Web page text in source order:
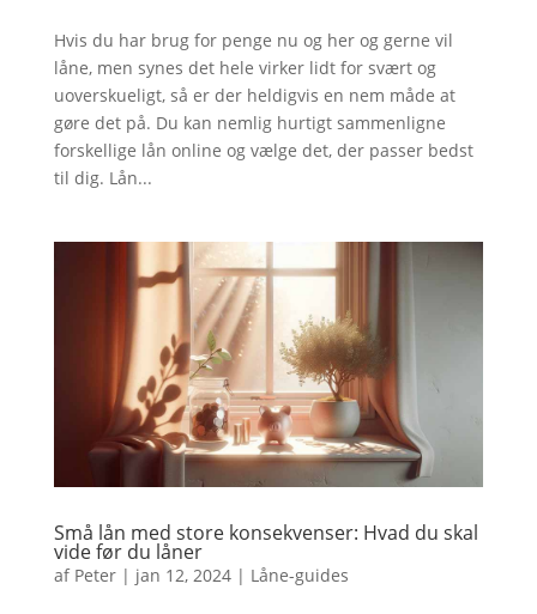
Hvis du har brug for penge nu og her og gerne vil
låne, men synes det hele virker lidt for svært og
uoverskueligt, så er der heldigvis en nem måde at
gøre det på. Du kan nemlig hurtigt sammenligne
forskellige lån online og vælge det, der passer bedst
til dig. Lån...
Små lån med store konsekvenser: Hvad du skal
vide før du låner
af Peter| jan 12, 2024| Låne-guides